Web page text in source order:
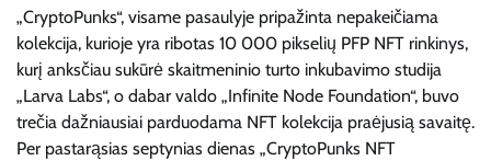
„CryptoPunks“, visame pasaulyje pripažinta nepakeičiama
kolekcija, kurioje yra ribotas 10 000 pikselių PFP NFT rinkinys,
kurį anksčiau sukūrė skaitmeninio turto inkubavimo studija
„Larva Labs“, o dabar valdo „Infinite Node Foundation“, buvo
trečia dažniausiai parduodama NFT kolekcija praėjusią savaitę.
Per pastarąsias septynias dienas „CryptoPunks NFT